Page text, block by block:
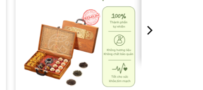
Add to wishlist